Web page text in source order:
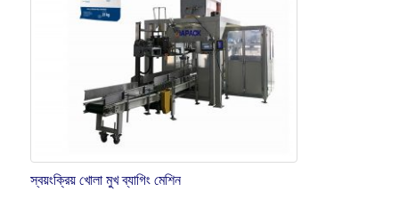
স্বয়ংক্রিয় খোলা মুখ ব্যাগিং মেশিন